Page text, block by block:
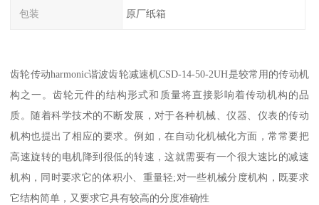
包装 原厂纸箱
齿轮传动harmonic谐波齿轮减速机CSD-14-50-2UH是较常用的传动机
构之一。齿轮元件的结构形式和质量将直接影响着传动机构的品
质。随着科学技术的不断发展，对于各种机械、仪器、仪表的传动
机构也提出了相应的要求。例如，在自动化机械化方面，常常要把
高速旋转的电机降到很低的转速，这就需要有一个很大速比的减速
机构，同时要求它的体积小、重量轻;对一些机械分度机构，既要求
它结构简单，又要求它具有较高的分度准确性